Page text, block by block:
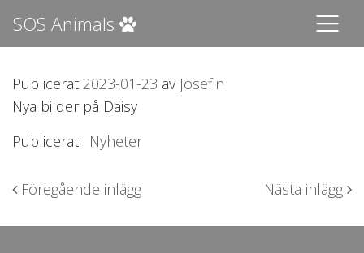
SOS Animals
Publicerat 2023-01-23 av Josefin
Nya bilder på Daisy
Publicerat i Nyheter
Inläggsnavigering
Föregående inlägg Nästa inlägg